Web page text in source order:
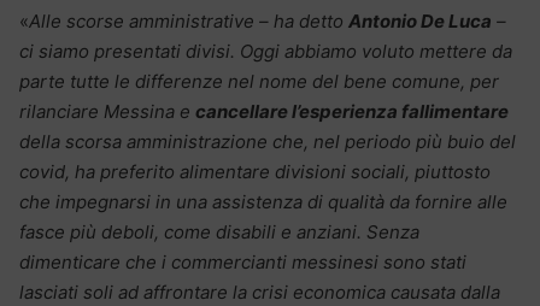
«Alle scorse amministrative – ha detto Antonio De Luca –
ci siamo presentati divisi. Oggi abbiamo voluto mettere da
parte tutte le differenze nel nome del bene comune, per
rilanciare Messina e cancellare l’esperienza fallimentare
della scorsa amministrazione che, nel periodo più buio del
covid, ha preferito alimentare divisioni sociali, piuttosto
che impegnarsi in una assistenza di qualità da fornire alle
fasce più deboli, come disabili e anziani. Senza
dimenticare che i commercianti messinesi sono stati
lasciati soli ad affrontare la crisi economica causata dalla